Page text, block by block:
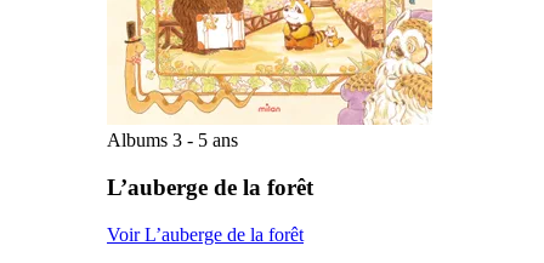
Albums 3 - 5 ans
L’auberge de la forêt
Voir L’auberge de la forêt